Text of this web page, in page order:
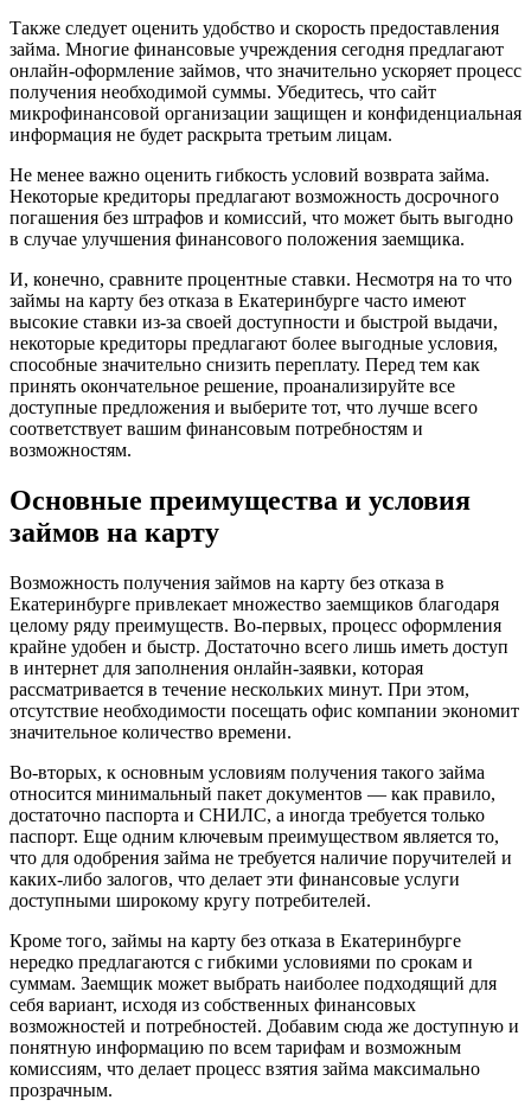
Также следует оценить удобство и скорость предоставления
займа. Многие финансовые учреждения сегодня предлагают
онлайн-оформление займов, что значительно ускоряет процесс
получения необходимой суммы. Убедитесь, что сайт
микрофинансовой организации защищен и конфиденциальная
информация не будет раскрыта третьим лицам.
Не менее важно оценить гибкость условий возврата займа.
Некоторые кредиторы предлагают возможность досрочного
погашения без штрафов и комиссий, что может быть выгодно
в случае улучшения финансового положения заемщика.
И, конечно, сравните процентные ставки. Несмотря на то что
займы на карту без отказа в Екатеринбурге часто имеют
высокие ставки из-за своей доступности и быстрой выдачи,
некоторые кредиторы предлагают более выгодные условия,
способные значительно снизить переплату. Перед тем как
принять окончательное решение, проанализируйте все
доступные предложения и выберите тот, что лучше всего
соответствует вашим финансовым потребностям и
возможностям.
Основные преимущества и условия
займов на карту
Возможность получения займов на карту без отказа в
Екатеринбурге привлекает множество заемщиков благодаря
целому ряду преимуществ. Во-первых, процесс оформления
крайне удобен и быстр. Достаточно всего лишь иметь доступ
в интернет для заполнения онлайн-заявки, которая
рассматривается в течение нескольких минут. При этом,
отсутствие необходимости посещать офис компании экономит
значительное количество времени.
Во-вторых, к основным условиям получения такого займа
относится минимальный пакет документов — как правило,
достаточно паспорта и СНИЛС, а иногда требуется только
паспорт. Еще одним ключевым преимуществом является то,
что для одобрения займа не требуется наличие поручителей и
каких-либо залогов, что делает эти финансовые услуги
доступными широкому кругу потребителей.
Кроме того, займы на карту без отказа в Екатеринбурге
нередко предлагаются с гибкими условиями по срокам и
суммам. Заемщик может выбрать наиболее подходящий для
себя вариант, исходя из собственных финансовых
возможностей и потребностей. Добавим сюда же доступную и
понятную информацию по всем тарифам и возможным
комиссиям, что делает процесс взятия займа максимально
прозрачным.